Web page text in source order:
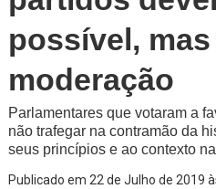
possível,
moderação
Parlamentares que votaram a
não trafegar na contramão da
seus princípios e ao contexto
Publicado em 22 de Julho de 2019